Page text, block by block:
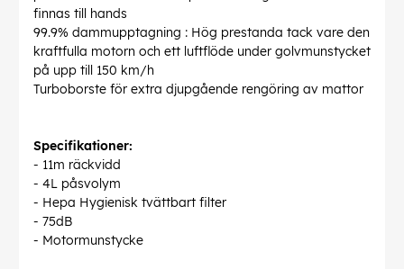
finnas till hands
99.9% dammupptagning : Hög prestanda tack vare den
kraftfulla motorn och ett luftflöde under golvmunstycket
på upp till 150 km/h
Turboborste för extra djupgående rengöring av mattor
Specifikationer:
- 11m räckvidd
- 4L påsvolym
- Hepa Hygienisk tvättbart filter
- 75dB
- Motormunstycke